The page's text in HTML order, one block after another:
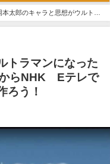
本太郎のキャラと思想がウルトラ
Eテレで放送中！ べらぼうなも
トラマンになった
からNHK Eテレで
ろう！